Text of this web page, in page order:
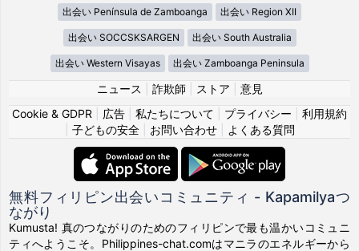
出会い Península de Zamboanga 出会い Region XII
出会い SOCCSKSARGEN 出会い South Australia
出会い Western Visayas 出会い Zamboanga Peninsula
ニュース 詐欺師 ストア
意見
Cookie & GDPR
広告 私たちについて プライバシー
利用規約
子どもの安全| お問い合わせ| よくある質問
無料フィリピン出会いコミュニティ - Kapamilyaつ
ながり
Kumusta! 真のつながりのためのフィリピンで最も温かいコミュニ
ティへようこそ。Philippines-chat.comはマニラのエネルギーから